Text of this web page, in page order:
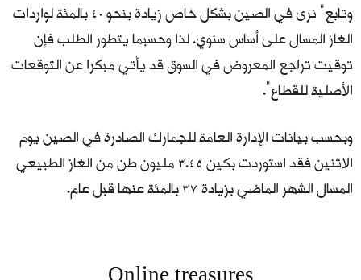
وتابع” نرى في الصين بشكل خاص زيادة بنحو 40 بالمئة لواردات
الغاز المسال على أساس سنوي. لذا وحسبما يتطور الطلب فإن
توقيت تراجع المعروض في السوق قد يأتي مبكرا عن التوقعات
الأصلية للقطاع“.
وبحسب بيانات الإدارة العامة للجمارك الصادرة في الصين يوم
الاثنين فقد استوردت بكين 3.45 مليون طن من الغاز الطبيعي
المسال الشهر الماضي بزيادة 37 بالمئة عنها قبل عام.